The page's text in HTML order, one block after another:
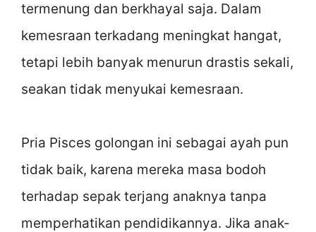
termenung dan berkhayal saja. Dalam
kemesraan terkadang meningkat hangat,
tetapi lebih banyak menurun drastis sekali,
seakan tidak menyukai kemesraan.
Pria Pisces golongan ini sebagai ayah pun
tidak baik, karena mereka masa bodoh
terhadap sepak terjang anaknya tanpa
memperhatikan pendidikannya. Jika anak-